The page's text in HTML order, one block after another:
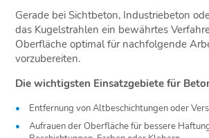
Gerade bei Sichtbeton, Industriebeton
das Kugelstrahlen ein bewährtes
Oberfläche optimal für nachfolgende
vorzubereiten.
Die wichtigsten Einsatzgebiete für
Entfernung von Altbeschichtungen oder
Aufrauen der Oberfläche für bessere